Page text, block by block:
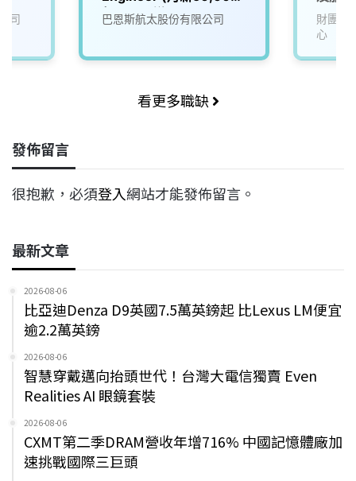
司
起，可面議)
巴恩斯航太股份有限公司
財團法
心
看更多職缺
發佈留言
很抱歉，必須登入網站才能發佈留言。
最新文章
2026-08-06
比亞迪Denza D9英國7.5萬英鎊起 比Lexus LM便宜
逾2.2萬英鎊
2026-08-06
智慧穿戴邁向抬頭世代！台灣大電信獨賣 Even
Realities AI 眼鏡套裝
2026-08-06
CXMT第二季DRAM營收年增716% 中國記憶體廠加
速挑戰國際三巨頭